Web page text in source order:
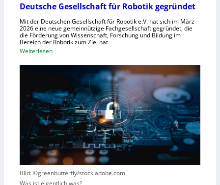
s
y
s
t
e
n
s
V
s
i
e
r
n
ü
R
o
b
t
e
n
t
s
t
e
h
Deutsche Gesellschaft für Robotik gegründet
Mit der Deutschen Gesellschaft für Robotik e.V. hat sich im März
2026 eine neue gemeinnützige Fachgesellschaft gegründet, die
die Förderung von Wissenschaft, Forschung und Bildung im
Bereich der Robotik zum Ziel hat.
Weiterlesen:
t
s
c
h
e
G
e
s
e
Bild: ©greenbutterfly/stock.adobe.com
Was ist eigentlich was?